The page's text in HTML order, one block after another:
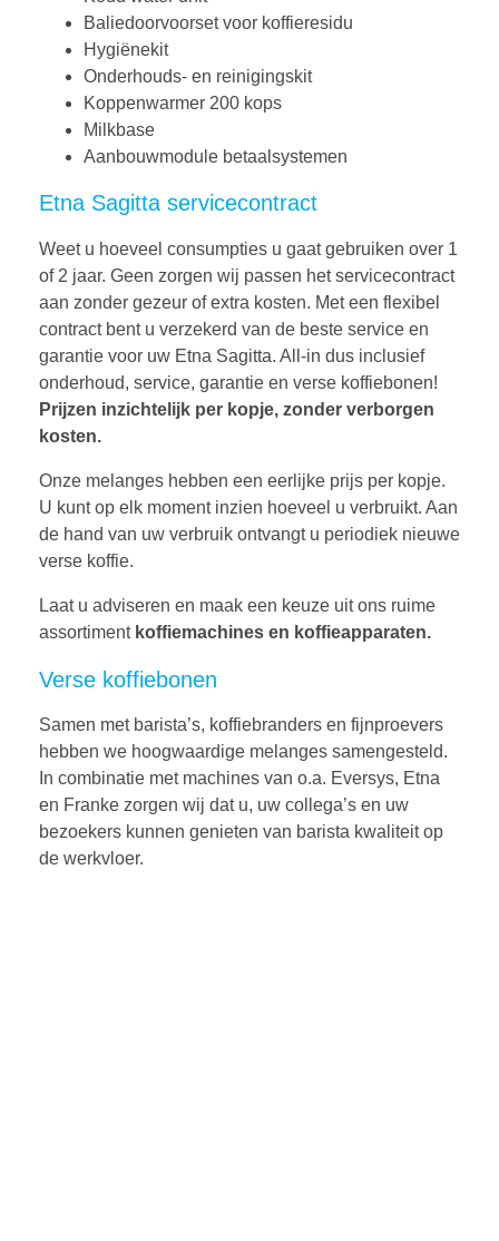
Baliedoorvoorset voor koffieresidu
Hygiënekit
Onderhouds- en reinigingskit
Koppenwarmer 200 kops
Milkbase
Aanbouwmodule betaalsystemen
Etna Sagitta servicecontract
Weet u hoeveel consumpties u gaat gebruiken over 1
of 2 jaar. Geen zorgen wij passen het servicecontract
aan zonder gezeur of extra kosten. Met een flexibel
contract bent u verzekerd van de beste service en
garantie voor uw Etna Sagitta. All-in dus inclusief
onderhoud, service, garantie en verse koffiebonen!
Prijzen inzichtelijk per kopje, zonder verborgen
kosten.
Onze melanges hebben een eerlijke prijs per kopje.
U kunt op elk moment inzien hoeveel u verbruikt. Aan
de hand van uw verbruik ontvangt u periodiek nieuwe
verse koffie.
Laat u adviseren en maak een keuze uit ons ruime
assortiment koffiemachines en koffieapparaten.
Verse koffiebonen
Samen met barista’s, koffiebranders en fijnproevers
hebben we hoogwaardige melanges samengesteld.
In combinatie met machines van o.a. Eversys, Etna
en Franke zorgen wij dat u, uw collega’s en uw
bezoekers kunnen genieten van barista kwaliteit op
de werkvloer.